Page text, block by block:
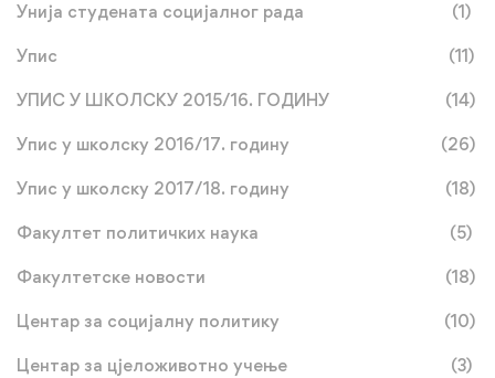
Унија студената социјалног рада (1)
Упис (11)
УПИС У ШКОЛСКУ 2015/16. ГОДИНУ (14)
Упис у школску 2016/17. годину (26)
Упис у школску 2017/18. годину (18)
Факултет политичких наука (5)
Факултетске новости (18)
Центар за социјалну политику (10)
Центар за цјеложивотно учење (3)